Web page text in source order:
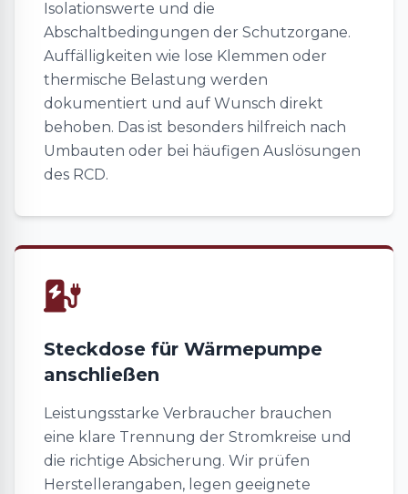
Isolationswerte und die
Abschaltbedingungen der Schutzorgane.
Auffälligkeiten wie lose Klemmen oder
thermische Belastung werden
dokumentiert und auf Wunsch direkt
behoben. Das ist besonders hilfreich nach
Umbauten oder bei häufigen Auslösungen
des RCD.
Steckdose für Wärmepumpe
anschließen
Leistungsstarke Verbraucher brauchen
eine klare Trennung der Stromkreise und
die richtige Absicherung. Wir prüfen
Herstellerangaben, legen geeignete